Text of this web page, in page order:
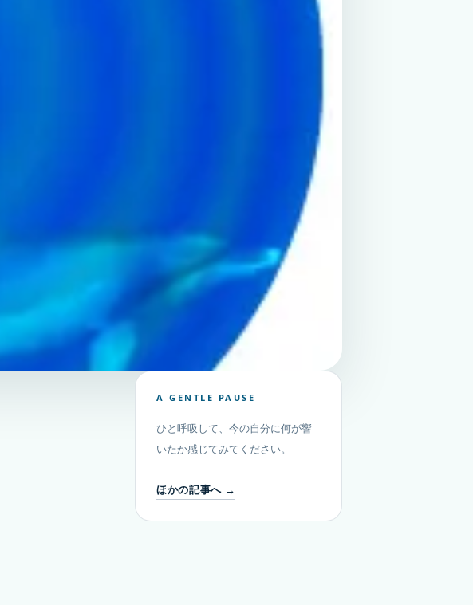
A GENTLE PAUSE
ひと呼吸して、今の自分に何が響
いたか感じてみてください。
ほかの記事へ →